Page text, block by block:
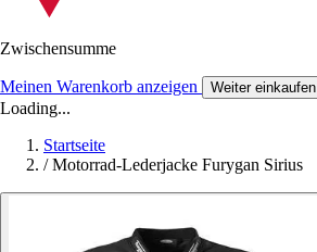
Zwischensumme
Meinen Warenkorb anzeigen Weiter einkaufen
Loading...
Startseite
/ Motorrad-Lederjacke Furygan Sirius